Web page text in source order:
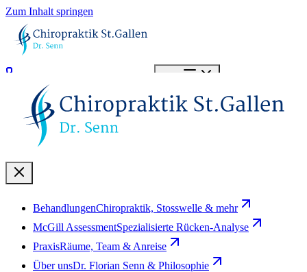
Zum Inhalt springen
BehandlungenChiropraktik, Stosswelle & mehr
McGill AssessmentSpezialisierte Rücken-Analyse
PraxisRäume, Team & Anreise
Über unsDr. Florian Senn & Philosophie